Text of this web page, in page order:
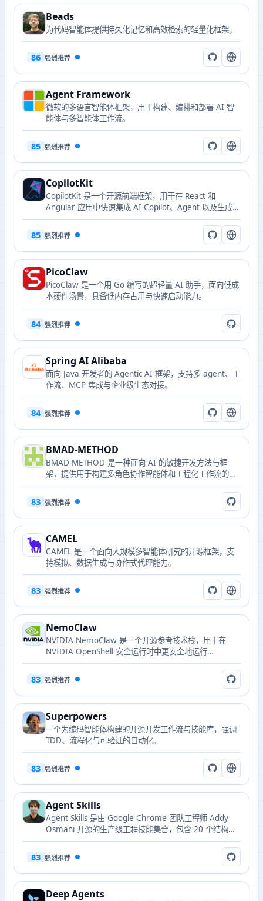
Beads
为代码智能体提供持久化记忆和高效检索的轻量化框架。
86 强烈推荐
Agent Framework
微软的多语言智能体框架，用于构建、编排和部署 AI 智
能体与多智能体工作流。
85 强烈推荐
CopilotKit
CopilotKit 是一个开源前端框架，用于在 React 和
Angular 应用中快速集成 AI Copilot、Agent 以及生成式
UI 组件，是 AG-UI 协议的发起者。
85 强烈推荐
PicoClaw
PicoClaw 是一个用 Go 编写的超轻量 AI 助手，面向低成
本硬件场景，具备低内存占用与快速启动能力。
84 强烈推荐
Spring AI Alibaba
面向 Java 开发者的 Agentic AI 框架，支持多 agent、工
作流、MCP 集成与企业级生态对接。
84 强烈推荐
BMAD-METHOD
BMAD-METHOD 是一种面向 AI 的敏捷开发方法与框
架，提供用于构建多角色协作智能体和工程化工作流的工
具链与最佳实践。
83 强烈推荐
CAMEL
CAMEL 是一个面向大规模多智能体研究的开源框架，支
持模拟、数据生成与协作式代理能力。
83 强烈推荐
NemoClaw
NVIDIA NemoClaw 是一个开源参考技术栈，用于在
NVIDIA OpenShell 安全运行时中更安全地运行
OpenClaw 常驻智能体，提供引导式入驻、加固蓝图、状
态管理和路由推理。
83 强烈推荐
Superpowers
一个为编码智能体构建的开源开发工作流与技能库，强调
TDD、流程化与可验证的自动化。
83 强烈推荐
Agent Skills
Agent Skills 是由 Google Chrome 团队工程师 Addy
Osmani 开源的生产级工程技能集合，包含 20 个结构化
工作流和 7 个斜杠命令，覆盖从需求定义到生产发布的完
整开发生命周期。
83 强烈推荐
Deep Agents